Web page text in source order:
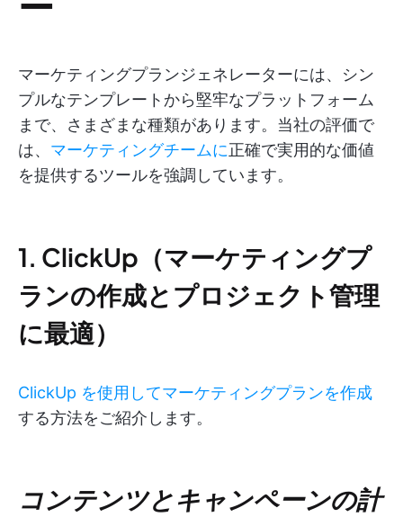
マーケティングプランジェネレーターには、シン
プルなテンプレートから堅牢なプラットフォーム
まで、さまざまな種類があります。当社の評価で
は、 マーケティングチームに正確で実用的な価値
を提供するツールを強調しています。
1. ClickUp（マーケティングプ
ランの作成とプロジェクト管理
に最適）
ClickUp を使用してマーケティングプランを作成
する方法をご紹介します。
コンテンツとキャンペーンの計